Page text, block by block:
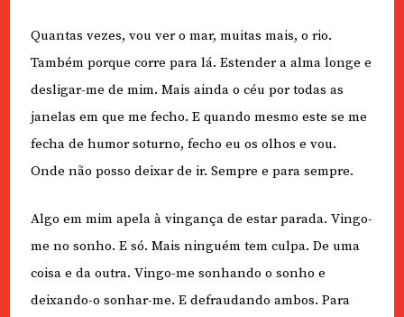
Quantas vezes, vou ver o mar, muitas mais, o rio.
Também porque corre para lá. Estender a alma longe e
desligar-me de mim. Mais ainda o céu por todas as
janelas em que me fecho. E quando mesmo este se me
fecha de humor soturno, fecho eu os olhos e vou.
Onde não posso deixar de ir. Sempre e para sempre.
Algo em mim apela à vingança de estar parada. Vingo-
me no sonho. E só. Mais ninguém tem culpa. De uma
coisa e da outra. Vingo-me sonhando o sonho e
deixando-o sonhar-me. E defraudando ambos. Para